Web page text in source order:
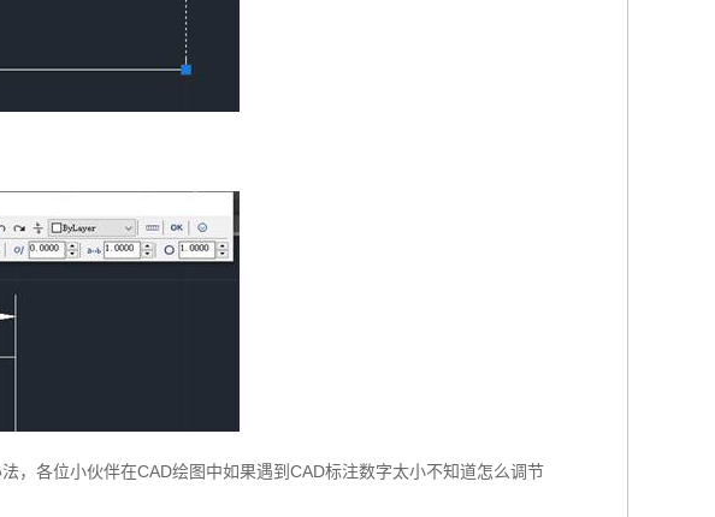
，各位小伙伴在CAD绘图中如果遇到CAD标注数字太小不知道怎么调节